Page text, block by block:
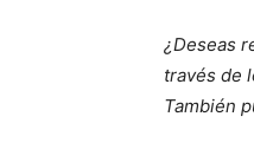
¿Deseas
través de
También